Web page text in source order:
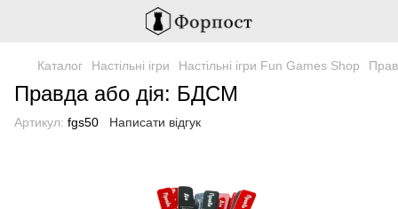
Каталог Настільні ігри Настільні ігри Fun Games Shop
Правда або дія: БДСМ
Артикул: fgs50 Написати відгук